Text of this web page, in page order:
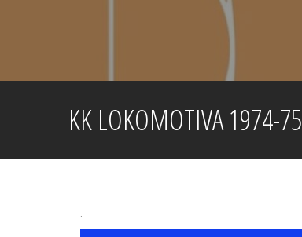
KK LOKOMOTIVA 1974-75
.